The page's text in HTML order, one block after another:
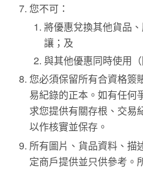
您不可：
將優惠兌換其他貨品
讓；及
與其他優惠同時使用
您必須保留所有合資格簽
易紀錄的正本。如有任何
求您提供有關存根、交易
以作核實並保存。
所有圖片、貨品資料、描
定商戶提供並只供參考。